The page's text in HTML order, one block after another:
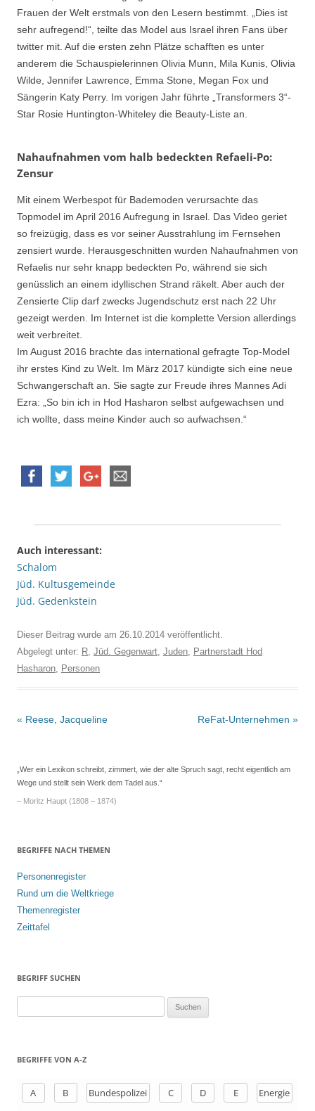
Frauen der Welt erstmals von den Lesern bestimmt. „Dies ist
sehr aufregend!“, teilte das Model aus Israel ihren Fans über
twitter mit. Auf die ersten zehn Plätze schafften es unter
anderem die Schauspielerinnen Olivia Munn, Mila Kunis, Olivia
Wilde, Jennifer Lawrence, Emma Stone, Megan Fox und
Sängerin Katy Perry. Im vorigen Jahr führte „Transformers 3“-
Star Rosie Huntington-Whiteley die Beauty-Liste an.
Nahaufnahmen vom halb bedeckten Refaeli-Po:
Zensur
Mit einem Werbespot für Bademoden verursachte das
Topmodel im April 2016 Aufregung in Israel. Das Video geriet
so freizügig, dass es vor seiner Ausstrahlung im Fernsehen
zensiert wurde. Herausgeschnitten wurden Nahaufnahmen von
Refaelis nur sehr knapp bedeckten Po, während sie sich
genüsslich an einem idyllischen Strand räkelt. Aber auch der
Zensierte Clip darf zwecks Jugendschutz erst nach 22 Uhr
gezeigt werden. Im Internet ist die komplette Version allerdings
weit verbreitet.
Im August 2016 brachte das international gefragte Top-Model
ihr erstes Kind zu Welt. Im März 2017 kündigte sich eine neue
Schwangerschaft an. Sie sagte zur Freude ihres Mannes Adi
Ezra: „So bin ich in Hod Hasharon selbst aufgewachsen und
ich wollte, dass meine Kinder auch so aufwachsen.“
Auch interessant:
Schalom
Jüd. Kultusgemeinde
Jüd. Gedenkstein
Dieser Beitrag wurde am 26.10.2014 veröffentlicht.
Abgelegt unter: R, Jüd. Gegenwart, Juden, Partnerstadt Hod
Hasharon, Personen
Beitrags-
« Reese, Jacqueline ReFat-Unternehmen »
„Wer ein Lexikon schreibt, zimmert, wie der alte Spruch sagt, recht eigentlich am
Wege und stellt sein Werk dem Tadel aus.“
– Moritz Haupt (1808 – 1874)
BEGRIFFE NACH THEMEN
Personenregister
Rund um die Weltkriege
Themenregister
Zeittafel
BEGRIFF SUCHEN
h
BEGRIFFE VON A-Z
A B Bundespolizei C D E Energie